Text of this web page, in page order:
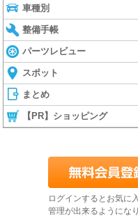
車種別
整備手帳
パーツレビュー
スポット
まとめ
【PR】ショッピング
ログインするとお気に
管理が出来るようにな